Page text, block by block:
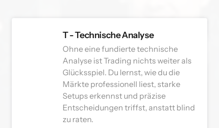
T - Technische Analyse
Ohne eine fundierte technische
Analyse ist Trading nichts weiter als
Glücksspiel. Du lernst, wie du die
Märkte professionell liest, starke
Setups erkennst und präzise
Entscheidungen triffst, anstatt blind
zu raten.